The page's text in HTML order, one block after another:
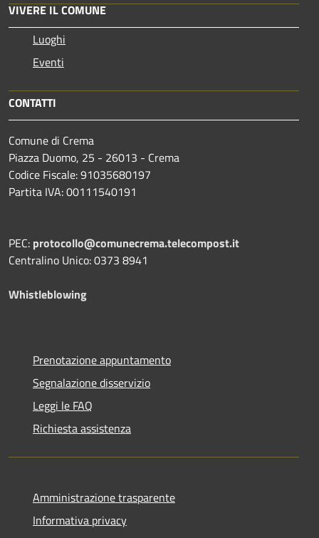
VIVERE IL COMUNE
Luoghi
Eventi
CONTATTI
Comune di Crema
Piazza Duomo, 25 - 26013 - Crema
Codice Fiscale: 91035680197
Partita IVA: 00111540191
PEC: protocollo@comunecrema.telecompost.it
Centralino Unico: 0373 8941
Whistleblowing
Prenotazione appuntamento
Segnalazione disservizio
Leggi le FAQ
Richiesta assistenza
Amministrazione trasparente
Informativa privacy